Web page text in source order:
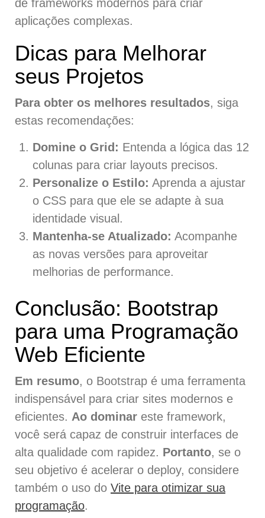
de frameworks modernos para criar
aplicações complexas.
Dicas para Melhorar
seus Projetos
Para obter os melhores resultados, siga
estas recomendações:
Domine o Grid: Entenda a lógica das 12
colunas para criar layouts precisos.
Personalize o Estilo: Aprenda a ajustar
o CSS para que ele se adapte à sua
identidade visual.
Mantenha-se Atualizado: Acompanhe
as novas versões para aproveitar
melhorias de performance.
Conclusão: Bootstrap
para uma Programação
Web Eficiente
Em resumo, o Bootstrap é uma ferramenta
indispensável para criar sites modernos e
eficientes. Ao dominar este framework,
você será capaz de construir interfaces de
alta qualidade com rapidez. Portanto, se o
seu objetivo é acelerar o deploy, considere
também o uso do Vite para otimizar sua
programação.